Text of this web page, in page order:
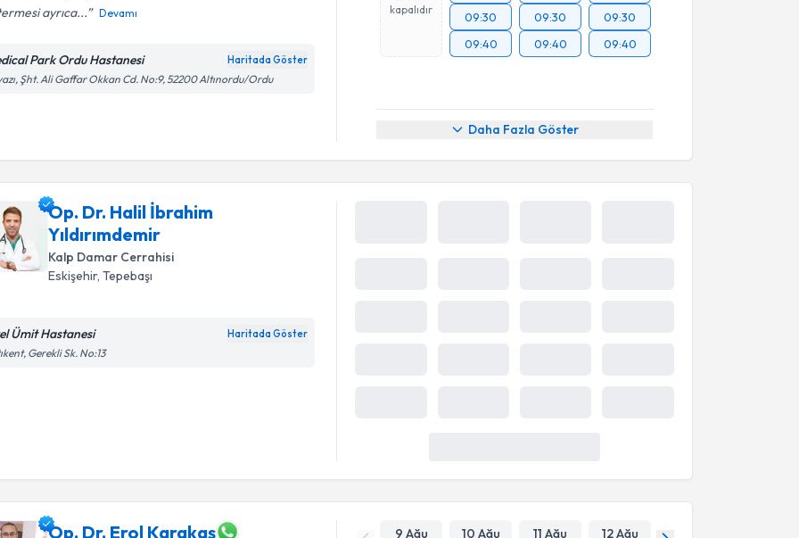
ayrıca...
Devamı
Park Ordu Hastanesi Haritada Göster
Şht. Ali Gaffar Okkan Cd. No:9, 52200 Altınordu/Ordu
kapalıdır
09:30
09:40
09:30
09:40
09:30
09:40
Daha Fazla Göster
Op. Dr. Halil İbrahim
Yıldırımdemir
Kalp Damar Cerrahisi
Eskişehir,Tepebaşı
Ümit Hastanesi Haritada Göster
Gerekli Sk. No:13
Op. Dr. Erol Karakaş 9 Ağu 10 Ağu 11 Ağu 12 Ağu